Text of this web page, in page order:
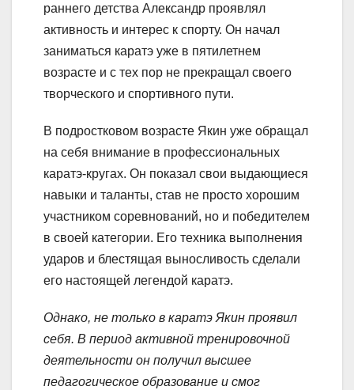
раннего детства Александр проявлял
активность и интерес к спорту. Он начал
заниматься каратэ уже в пятилетнем
возрасте и с тех пор не прекращал своего
творческого и спортивного пути.
В подростковом возрасте Якин уже обращал
на себя внимание в профессиональных
каратэ-кругах. Он показал свои выдающиеся
навыки и таланты, став не просто хорошим
участником соревнований, но и победителем
в своей категории. Его техника выполнения
ударов и блестящая выносливость сделали
его настоящей легендой каратэ.
Однако, не только в каратэ Якин проявил
себя. В период активной тренировочной
деятельности он получил высшее
педагогическое образование и смог